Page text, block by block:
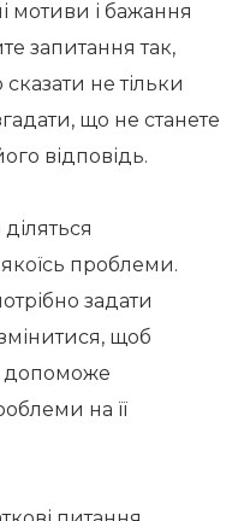
мотиви і бажання
запитання так,
не тільки
що не станете
відповідь.
проблеми.
задати
щоб
допоможе
на її